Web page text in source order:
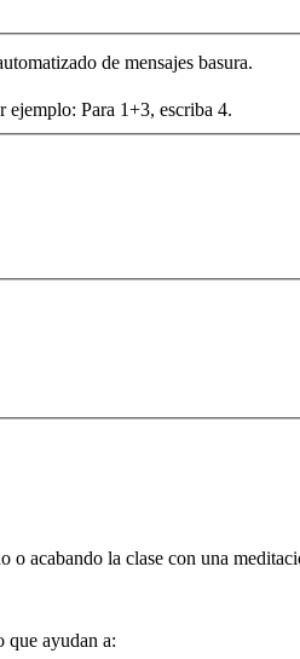
de mensajes basura.
ejemplo: Para 1+3, escriba 4.
acabando la clase con una
que ayudan a: